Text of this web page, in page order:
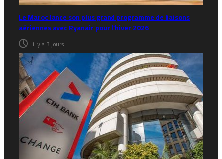
Le Maroc lance son plus grand programme de liaisons
aériennes avec Ryanair pour l’hiver 2026
il y a 3 jours